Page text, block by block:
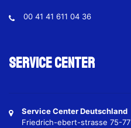
00 41 41 611 04 36
Service Center
Service Center Deutschland
Friedrich-ebert-strasse 75-77